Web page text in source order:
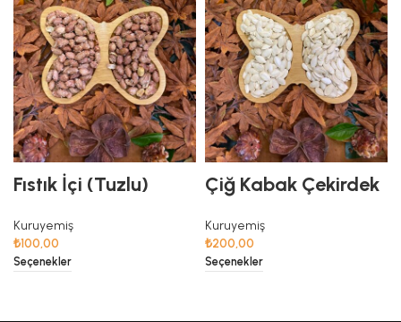
Fıstık İçi (Tuzlu)
Kuruyemiş
₺100,00
Seçenekler
Çiğ Kabak Çekirdek
Kuruyemiş
₺200,00
Seçenekler